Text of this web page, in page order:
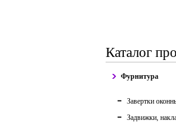
Каталог
Фурнитура
Завертки
Задвижки,